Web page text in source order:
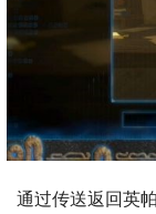
通过传送返回英